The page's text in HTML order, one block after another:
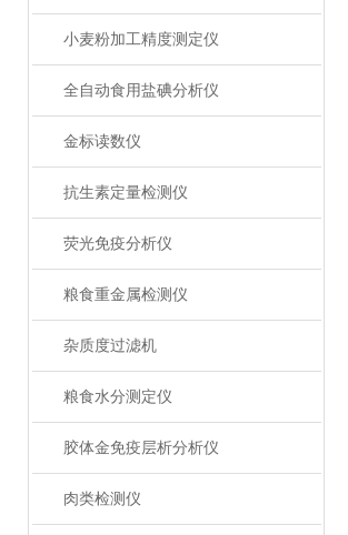
小麦粉加工精度测定仪
全自动食用盐碘分析仪
金标读数仪
抗生素定量检测仪
荧光免疫分析仪
粮食重金属检测仪
杂质度过滤机
粮食水分测定仪
胶体金免疫层析分析仪
肉类检测仪